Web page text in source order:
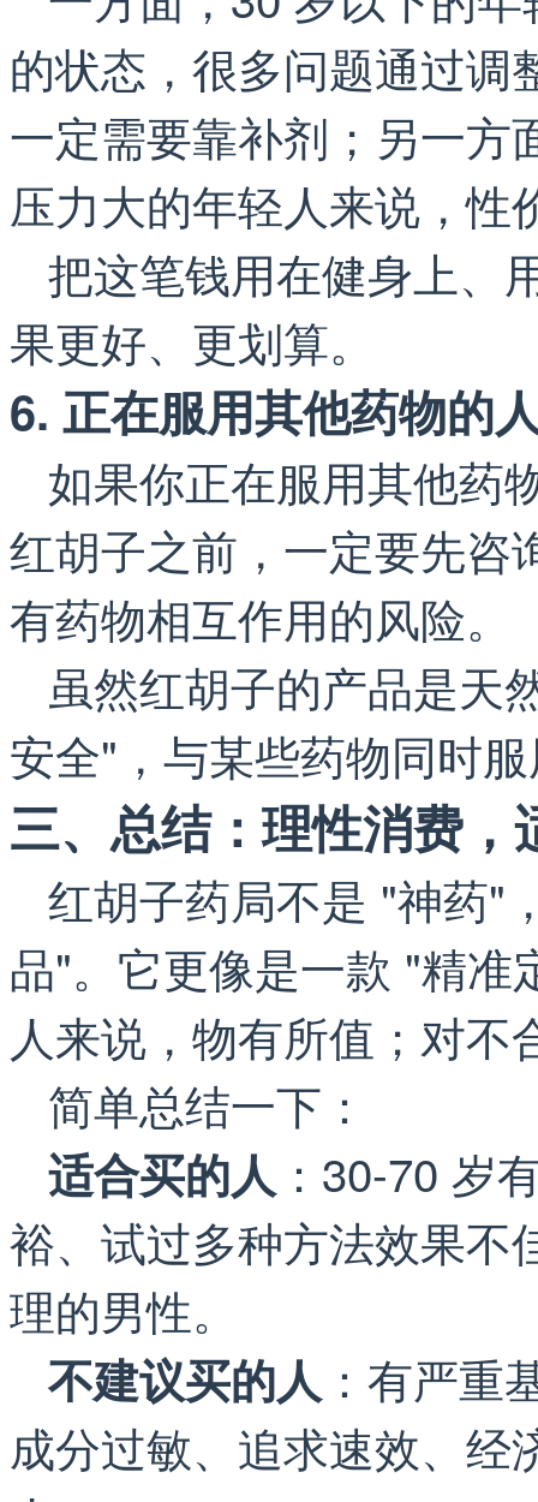
的状态，很多问题通过调
一定需要靠补剂；另一方
压力大的年轻人来说，性
把这笔钱用在健身上、
果更好、更划算。
6. 正在服用其他药物的
如果你正在服用其他药
红胡子之前，一定要先咨
有药物相互作用的风险。
虽然红胡子的产品是天
安全"，与某些药物同时
三、总结：理性消费
红胡子药局不是 "神药"
品"。它更像是一款 "精
人来说，物有所值；对
简单总结一下：
适合买的人 ：30-70 岁
裕、试过多种方法效果不
理的男性。
不建议买的人 ：有严重
成分过敏、追求速效、